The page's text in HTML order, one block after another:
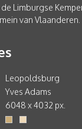
Limburgse
van Vlaanderen.
Leopoldsburg
Yves Adams
6048 x 4032 px.